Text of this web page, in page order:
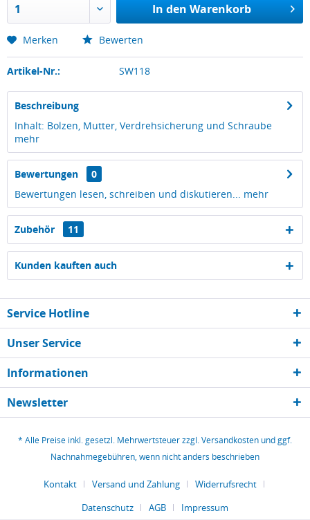
In den Warenkorb
Merken Bewerten
Artikel-Nr.: SW118
Beschreibung
Inhalt: Bolzen, Mutter, Verdrehsicherung und Schraube
mehr
Bewertungen
0
Bewertungen lesen, schreiben und diskutieren... mehr
Zubehör 11
Kunden kauften auch
Service Hotline
Unser Service
Informationen
Newsletter
* Alle Preise inkl. gesetzl. Mehrwertsteuer zzgl.Versandkosten und ggf.
Nachnahmegebühren, wenn nicht anders beschrieben
Kontakt Versand und Zahlung
Widerrufsrecht
Datenschutz
AGB Impressum